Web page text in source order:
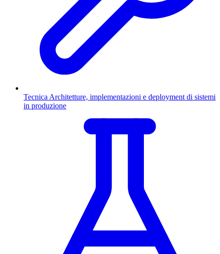
Tecnica Architetture, implementazioni e deployment di sistemi
in produzione